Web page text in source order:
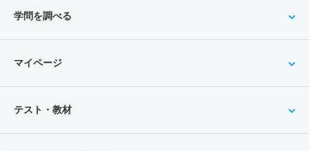
学問を調べる
マイページ
テスト・教材